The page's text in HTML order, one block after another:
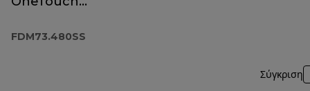
FDM73.480SS
Σύγκριση